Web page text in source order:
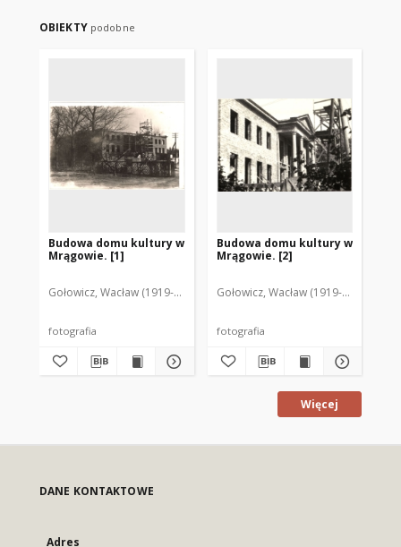
OBIEKTY podobne
Budowa domu kultury w
Mrągowie. [1]
Gołowicz, Wacław (1919-1983). Fot.
fotografia
Budowa domu kultury w
Mrągowie. [2]
Gołowicz, Wacław (1919-1983). Fot.
fotografia
Więcej
DANE KONTAKTOWE
Adres